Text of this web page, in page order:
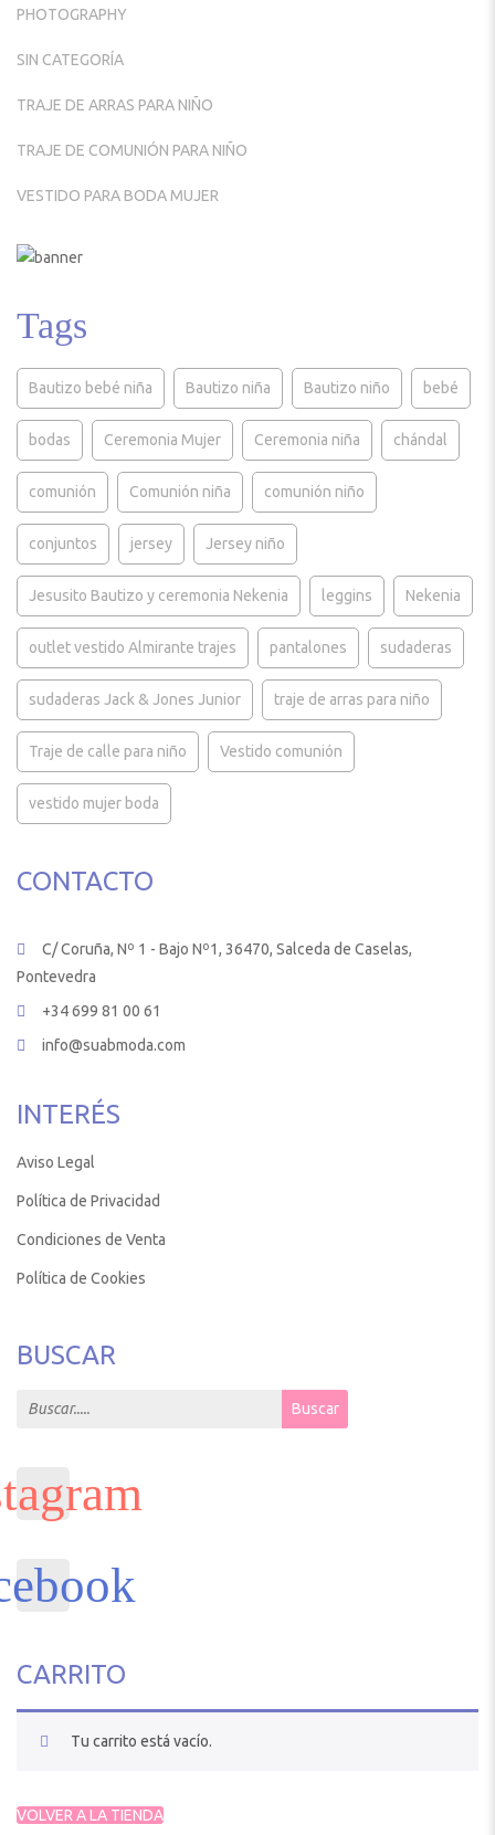
PHOTOGRAPHY
SIN CATEGORÍA
TRAJE DE ARRAS PARA NIÑO
TRAJE DE COMUNIÓN PARA NIÑO
VESTIDO PARA BODA MUJER
Tags
Bautizo bebé niña Bautizo niña Bautizo niño bebé
bodas Ceremonia Mujer Ceremonia niña chándal
comunión Comunión niña comunión niño
conjuntos jersey Jersey niño
Jesusito Bautizo y ceremonia Nekenia leggins Nekenia
outlet vestido Almirante trajes pantalones sudaderas
sudaderas Jack & Jones Junior traje de arras para niño
Traje de calle para niño Vestido comunión
vestido mujer boda
CONTACTO
C/ Coruña, Nº 1 - Bajo Nº1, 36470, Salceda de Caselas,
Pontevedra
+34 699 81 00 61
info@suabmoda.com
INTERÉS
Aviso Legal
Política de Privacidad
Condiciones de Venta
Política de Cookies
BUSCAR
Search for: Buscar
CARRITO
Tu carrito está vacío.
VOLVER A LA TIENDA